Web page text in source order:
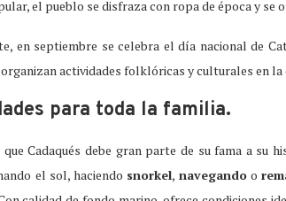
el pueblo se disfraza con ropa de época y se
en septiembre se celebra el día nacional de
actividades folklóricas y culturales en la
para toda la familia.
Cadaqués debe gran parte de su fama a su
el sol, haciendo snorkel, navegandoo